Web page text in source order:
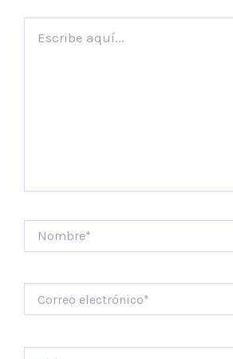
aquí...
electrónico*